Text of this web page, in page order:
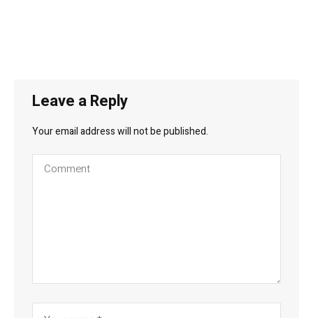
Leave a Reply
Your email address will not be published.